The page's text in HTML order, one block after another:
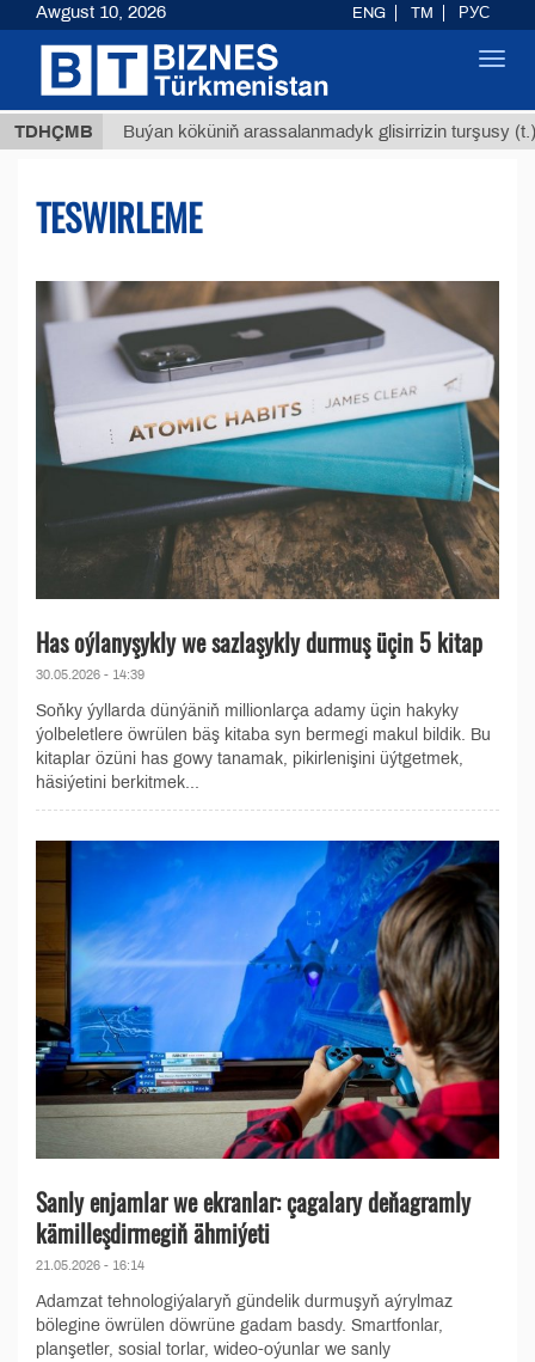
TDHÇMB
Buýan köküniň arassalanmadyk glisirrizin turşusy (t.)
TESWIRLEME
Has oýlanyşykly we sazlaşykly durmuş üçin 5 kitap
30.05.2026 - 14:39
Soňky ýyllarda dünýäniň millionlarça adamy üçin hakyky
ýolbeletlere öwrülen bäş kitaba syn bermegi makul bildik. Bu
kitaplar özüni has gowy tanamak, pikirlenişini üýtgetmek,
häsiýetini berkitmek...
Sanly enjamlar we ekranlar: çagalary deňagramly
kämilleşdirmegiň ähmiýeti
21.05.2026 - 16:14
Adamzat tehnologiýalaryň gündelik durmuşyň aýrylmaz
bölegine öwrülen döwrüne gadam basdy. Smartfonlar,
planşetler, sosial torlar, wideo-oýunlar we sanly
Awgust 10, 2026 ENG TM РУС